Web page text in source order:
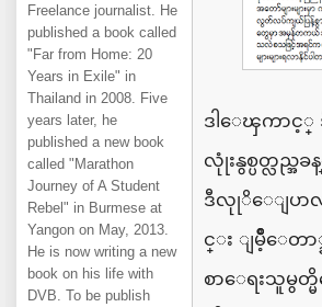
Freelance journalist. He
published a book called
"Far from Home: 20
Years in Exile" in
Thailand in 2008. Five
years later, he
published a new book
called "Marathon
Journey of A Student
Rebel" in Burmese at
Yangon on May, 2013.
He is now writing a new
book on his life with
DVB. To be publish
ဒါေၾကာင့္
လုုံးနွစ္ပတ္လည္
ဒီလုုိေျပ
င္း ျမိဳ့ေတာ္
စာေရးသူမွ